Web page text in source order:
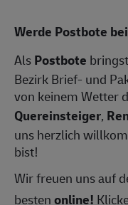
Werde Postbote
AlsPostbote
Bezirk Brief- und
von keinem Wetter
Quereinsteiger,
uns herzlich
bist!
Wir freuen uns auf
bestenonline!